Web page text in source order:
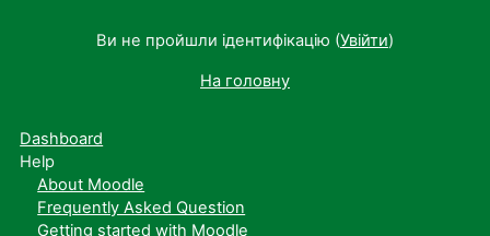
Ви не пройшли ідентифікацію (Увійти)
На головну
Dashboard
Help
About Moodle
Frequently Asked Question
Getting started with Moodle